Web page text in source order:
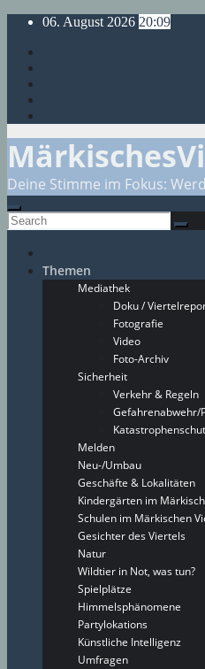
Skip
content
06. August 2026 20:09
Deine Stimme im Fokus:
Themen
Mediathek
Doku /
Fotografie
Video
Foto-Archiv
Sicherheit
Verkehr & Regeln
Gefahrenabwehr/
Melden
Neu-/Umbau
Geschäfte & Lokalitäten
Kindergärten im
Schulen im Märkischen
Gesichter des Viertels
Natur
Wildtier in Not, was tun?
Spielplätze
Himmelsphänomene
Partylokations
Künstliche Intelligenz
Umfragen